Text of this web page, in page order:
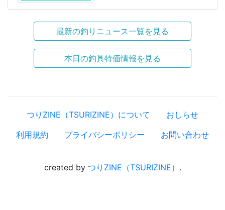
最新の釣りニュース一覧を見る
本日の釣具特価情報を見る
つりZINE（TSURIZINE）について
おしらせ
利用規約
プライバシーポリシー お問い合わせ
created by つりZINE（TSURIZINE） .